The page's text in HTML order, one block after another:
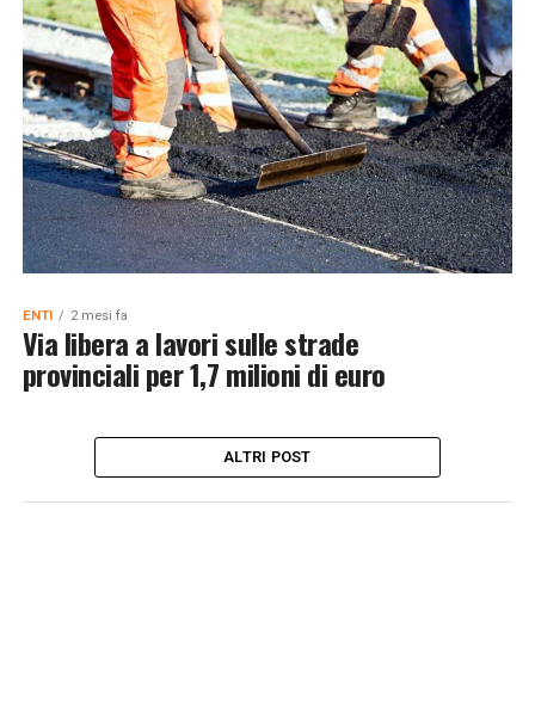
ENTI 2 mesi fa
Via libera a lavori sulle strade
provinciali per 1,7 milioni di euro
ALTRI POST